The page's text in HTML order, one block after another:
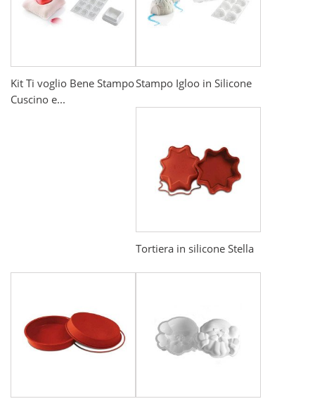
Kit Ti voglio Bene Stampo
Cuscino e...
Stampo Igloo in Silicone
Tortiera in silicone Stella